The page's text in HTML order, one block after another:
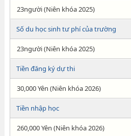
23người (Niên khóa 2025)
Số du học sinh tư phí của trường
23người (Niên khóa 2025)
Tiền đăng ký dự thi
30,000 Yên (Niên khóa 2026)
Tiền nhập học
260,000 Yên (Niên khóa 2026)